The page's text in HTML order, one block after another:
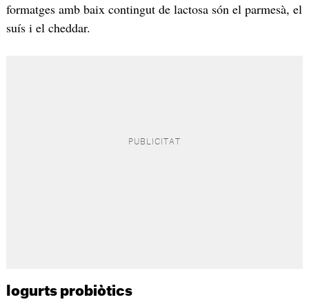
formatges amb baix contingut de lactosa són el parmesà, el
suís i el cheddar.
Iogurts probiòtics